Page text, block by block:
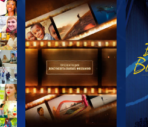
СМОТРЕТЬ
ПЕРЕДАЧИ